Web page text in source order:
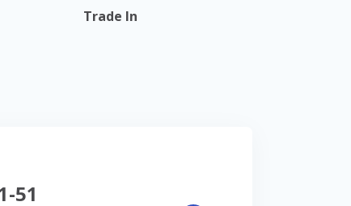
Trade In
51